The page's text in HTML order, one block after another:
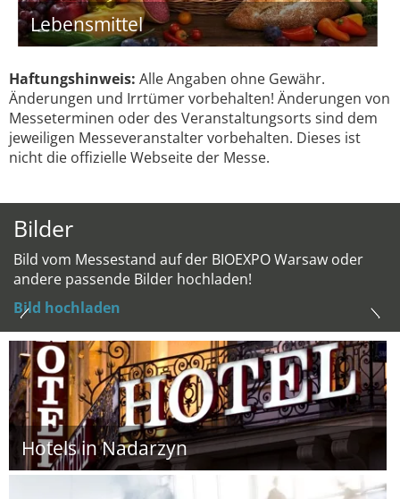
Lebensmittel
Haftungshinweis: Alle Angaben ohne Gewähr.
Änderungen und Irrtümer vorbehalten! Änderungen von
Messeterminen oder des Veranstaltungsorts sind dem
jeweiligen Messeveranstalter vorbehalten. Dieses ist
nicht die offizielle Webseite der Messe.
Bilder
Bild vom Messestand auf der BIOEXPO Warsaw oder
andere passende Bilder hochladen!
Bild hochladen
Hotels in Nadarzyn